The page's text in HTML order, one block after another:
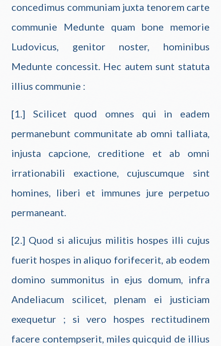
concedimus communiam juxta tenorem carte
communie Medunte quam bone memorie
Ludovicus, genitor noster, hominibus
Medunte concessit. Hec autem sunt statuta
illius communie :
[1.] Scilicet quod omnes qui in eadem
permanebunt communitate ab omni talliata,
injusta capcione, creditione et ab omni
irrationabili exactione, cujuscumque sint
homines, liberi et immunes jure perpetuo
permaneant.
[2.] Quod si alicujus militis hospes illi cujus
fuerit hospes in aliquo forifecerit, ab eodem
domino summonitus in ejus domum, infra
Andeliacum scilicet, plenam ei justiciam
exequetur ; si vero hospes rectitudinem
facere contempserit, miles quicquid de illius